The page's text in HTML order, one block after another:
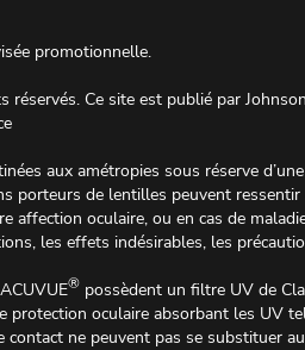
promotionnelle.
réservés. Ce site est publié par
aux amétropies sous réserve
porteurs de lentilles peuvent
affection oculaire, ou en cas de
les effets indésirables, les
® possèdent un filtre UV de
oculaire absorbant les UV
ne peuvent pas se substituer